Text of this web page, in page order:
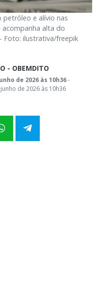
petróleo e alívio nas
alta do
Foto: ilustrativa/freepik
- OBEMDITO
de 2026 às 10h36-
de 2026 às 10h36